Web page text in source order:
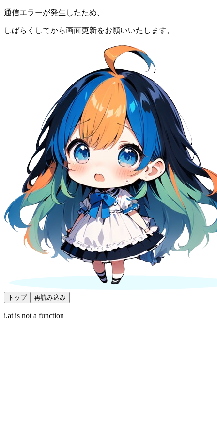
通信エラーが発生したため、
しばらくしてから画面更新をお願いいたします。
トップ 再読み込み
i.at is not a function